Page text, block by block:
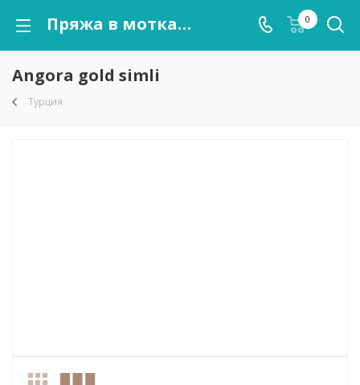
Пряжа в мотках Angora gold simli оптом от kutnor.ru 0
Angora gold simli
Турция